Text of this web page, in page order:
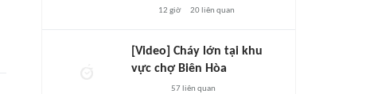
12 giờ 20liên quan
[Video] Cháy lớn tại khu
vực chợ Biên Hòa
57liên quan